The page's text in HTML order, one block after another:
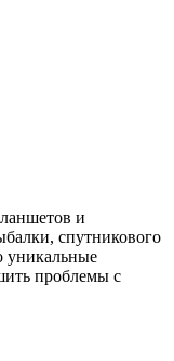
и
спутникового
уникальные
проблемы с